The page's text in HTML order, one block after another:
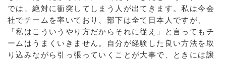
では、絶対に衝突してしまう人が出てきます。私は今会
社でチームを率いており、部下は全て日本人ですが、
「私はこういうやり方だからそれに従え」と言ってもチ
ームはうまくいきません。自分が経験した良い方法を取
り込みながら引っ張っていくことが大事で、ときには譲